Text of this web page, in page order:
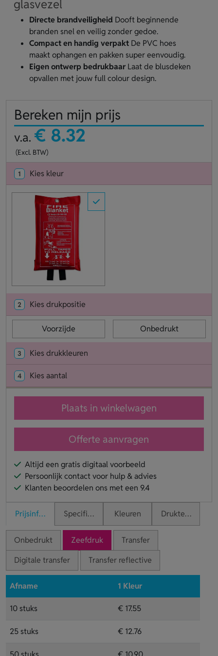
glasvezel
Directe brandveiligheid Dooft beginnende
branden snel en veilig zonder gedoe.
Compact en handig verpakt De PVC hoes
maakt ophangen en pakken super eenvoudig.
Eigen ontwerp bedrukbaar Laat de blusdeken
opvallen met jouw full colour design.
Bereken mijn prijs
v.a. € 8.32
(Excl. BTW)
1 Kies kleur
2 Kies drukpositie
Voorzijde Onbedrukt
3 Kies drukkleuren
4 Kies aantal
Plaats in winkelwagen
Offerte aanvragen
Altijd een gratis digitaal voorbeeld
Persoonlijk contact voor hulp & advies
Klanten beoordelen ons met een 9.4
PrijsinformatieSpecificaties Kleuren Druktechnieken
Onbedrukt Zeefdruk
Transfer
Digitale transfer
Transfer reflective
Afname 1 Kleur
10 stuks € 17.55
25 stuks € 12.76